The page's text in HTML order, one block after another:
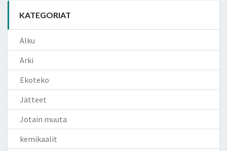
KATEGORIAT
Alku
Arki
Ekoteko
Jätteet
Jotain muuta
kemikaalit